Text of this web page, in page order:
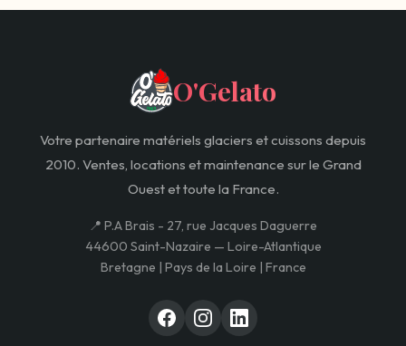
O'Gelato
Votre partenaire matériels glaciers et cuissons depuis
2010. Ventes, locations et maintenance sur le Grand
Ouest et toute la France.
📍 P.A Brais - 27, rue Jacques Daguerre
44600 Saint-Nazaire — Loire-Atlantique
Bretagne | Pays de la Loire | France